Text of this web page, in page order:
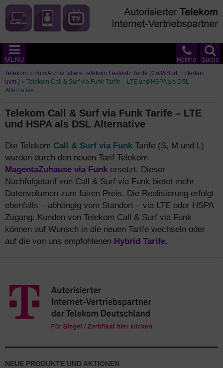
Suche
Hotline
MENÜ
Telekom » Zum Archiv: ältere Telekom Festnetz Tarife (Call&Surf, Entertain
uvm.) » Telekom Call & Surf via Funk Tarife – LTE und HSPA als DSL
Alternative
Telekom Call & Surf via Funk Tarife – LTE
und HSPA als DSL Alternative
Die Telekom Call & Surf via Funk Tarife (S, M und L)
wurden durch den neuen Tarif Telekom
MagentaZuhause via Funk ersetzt. Dieser
Nachfolgetarif von Call & Surf via Funk bietet mehr
Datenvolumen zum fairen Preis. Die Realisierung erfolgt
ebenfalls – abhängig vom Standort – via LTE oder HSPA
Zugang. Kunden von Telekom Call & Surf via Funk
können auf Wunsch in die neuen Tarife wechseln oder
auf die von uns empfohlenen Hybrid Tarife.
NEUE PRODUKTE UND AKTIONEN